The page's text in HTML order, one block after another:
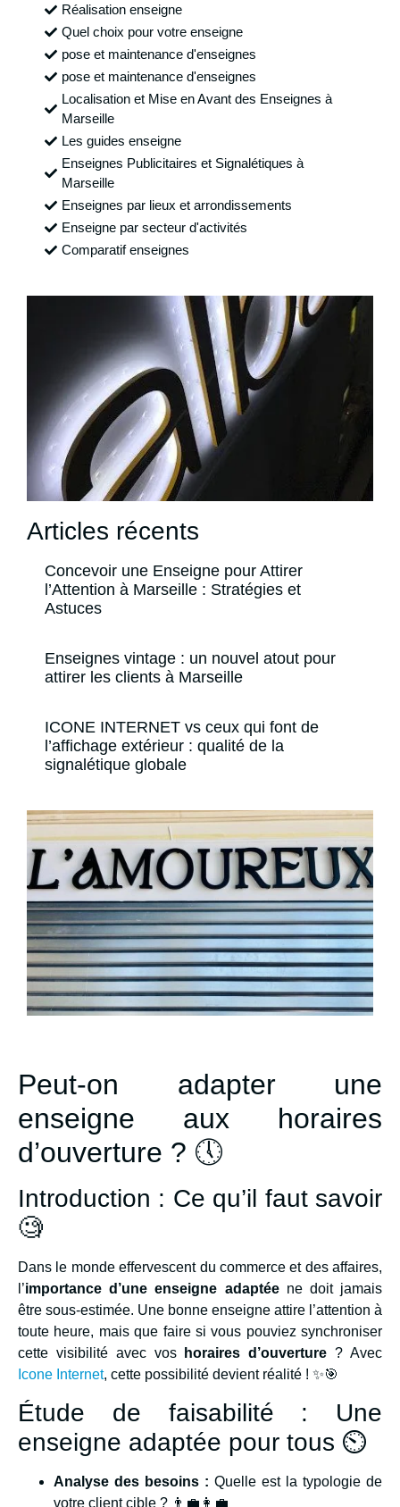
Réalisation enseigne
Quel choix pour votre enseigne
pose et maintenance d'enseignes
pose et maintenance d'enseignes
Localisation et Mise en Avant des Enseignes à
Marseille
Les guides enseigne
Enseignes Publicitaires et Signalétiques à
Marseille
Enseignes par lieux et arrondissements
Enseigne par secteur d'activités
Comparatif enseignes
Articles récents
Concevoir une Enseigne pour Attirer
l’Attention à Marseille : Stratégies et
Astuces
Enseignes vintage : un nouvel atout pour
attirer les clients à Marseille
ICONE INTERNET vs ceux qui font de
l’affichage extérieur : qualité de la
signalétique globale
Peut-on adapter une
enseigne aux horaires
d’ouverture ? 🕔
Introduction : Ce qu’il faut savoir
🧐
Dans le monde effervescent du commerce et des affaires,
l’importance d’une enseigne adaptéene doit jamais
être sous-estimée. Une bonne enseigne attire l’attention à
toute heure, mais que faire si vous pouviez synchroniser
cette visibilité avec vos
horaires d’ouverture ? Avec
Icone Internet, cette possibilité devient réalité ! ✨🎯
Étude de faisabilité : Une
enseigne adaptée pour tous ⏲️
Analyse des besoins : Quelle est la typologie de
votre client cible ? 👨‍💼👩‍💼